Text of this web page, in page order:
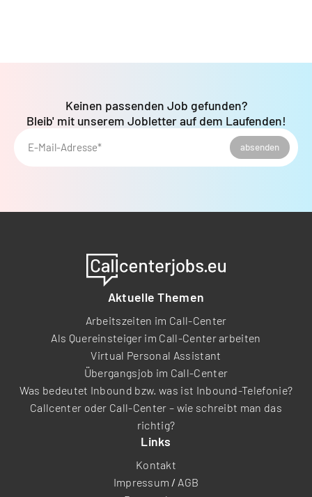
E-Mail-Adresse* absenden
Keinen passenden Job gefunden?
Bleib' mit unserem Jobletter auf dem Laufenden!
Aktuelle Themen
Arbeitszeiten im Call-Center
Als Quereinsteiger im Call-Center arbeiten
Virtual Personal Assistant
Übergangsjob im Call-Center
Was bedeutet Inbound bzw. was ist Inbound-Telefonie?
Callcenter oder Call-Center – wie schreibt man das
richtig?
Links
Kontakt
Impressum / AGB